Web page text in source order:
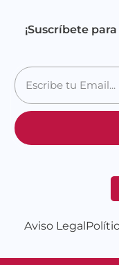
¡Suscríbete
Aviso Legal